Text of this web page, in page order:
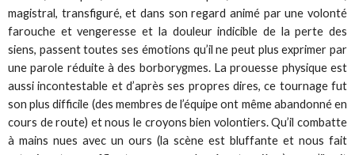
magistral, transfiguré, et dans son regard animé par une volonté
farouche et vengeresse et la douleur indicible de la perte des
siens, passent toutes ses émotions qu’il ne peut plus exprimer par
une parole réduite à des borborygmes. La prouesse physique est
aussi incontestable et d’après ses propres dires, ce tournage fut
son plus difficile (des membres de l’équipe ont même abandonné en
cours de route) et nous le croyons bien volontiers. Qu’il combatte
à mains nues avec un ours (la scène est bluffante et nous fait